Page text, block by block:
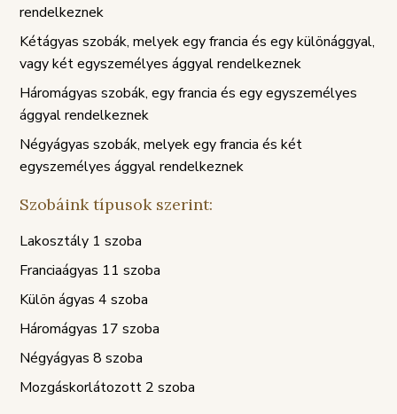
rendelkeznek
Kétágyas szobák, melyek egy francia és egy különággyal,
vagy két egyszemélyes ággyal rendelkeznek
Háromágyas szobák, egy francia és egy egyszemélyes
ággyal rendelkeznek
Négyágyas szobák, melyek egy francia és két
egyszemélyes ággyal rendelkeznek
Szobáink típusok szerint:
Lakosztály 1 szoba
Franciaágyas 11 szoba
Külön ágyas 4 szoba
Háromágyas 17 szoba
Négyágyas 8 szoba
Mozgáskorlátozott 2 szoba